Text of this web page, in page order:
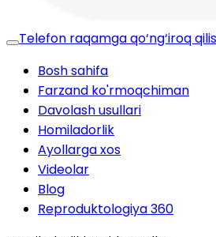
Telefon raqamga qo‘ng‘iroq
Bosh sahifa
Farzand ko'rmoqchiman
Davolash usullari
Homiladorlik
Ayollarga xos
Videolar
Blog
Reproduktologiya 360